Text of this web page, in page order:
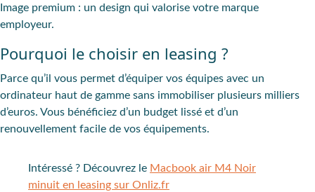
Image premium : un design qui valorise votre marque
employeur.
Pourquoi le choisir en leasing ?
Parce qu’il vous permet d’équiper vos équipes avec un
ordinateur haut de gamme sans immobiliser plusieurs milliers
d’euros. Vous bénéficiez d’un budget lissé et d’un
renouvellement facile de vos équipements.
Intéressé ? Découvrez le Macbook air M4 Noir
minuit en leasing sur Onliz.fr